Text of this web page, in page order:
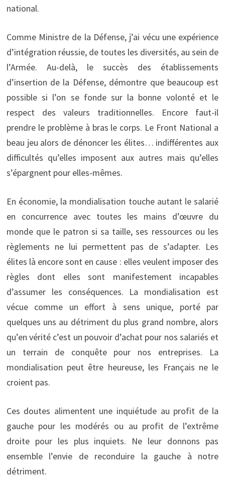
national.
Comme Ministre de la Défense, j’ai vécu une expérience
d’intégration réussie, de toutes les diversités, au sein de
l’Armée. Au-delà, le succès des établissements
d’insertion de la Défense, démontre que beaucoup est
possible si l’on se fonde sur la bonne volonté et le
respect des valeurs traditionnelles. Encore faut-il
prendre le problème à bras le corps. Le Front National a
beau jeu alors de dénoncer les élites… indifférentes aux
difficultés qu’elles imposent aux autres mais qu’elles
s’épargnent pour elles-mêmes.
En économie, la mondialisation touche autant le salarié
en concurrence avec toutes les mains d’œuvre du
monde que le patron si sa taille, ses ressources ou les
règlements ne lui permettent pas de s’adapter. Les
élites là encore sont en cause : elles veulent imposer des
règles dont elles sont manifestement incapables
d’assumer les conséquences. La mondialisation est
vécue comme un effort à sens unique, porté par
quelques uns au détriment du plus grand nombre, alors
qu’en vérité c’est un pouvoir d’achat pour nos salariés et
un terrain de conquête pour nos entreprises. La
mondialisation peut être heureuse, les Français ne le
croient pas.
Ces doutes alimentent une inquiétude au profit de la
gauche pour les modérés ou au profit de l’extrême
droite pour les plus inquiets. Ne leur donnons pas
ensemble l’envie de reconduire la gauche à notre
détriment.